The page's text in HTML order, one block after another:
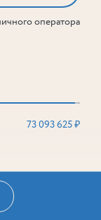
оператора
73 093 625 ₽